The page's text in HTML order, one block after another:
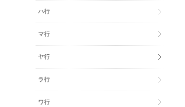
ハ行
マ行
ヤ行
ラ行
ワ行